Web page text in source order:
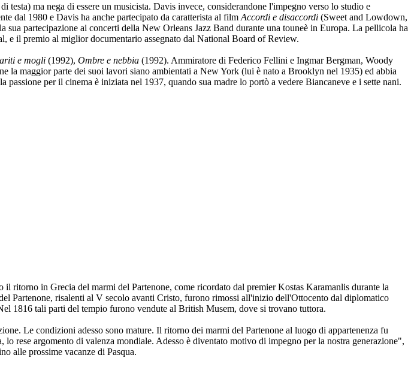
ma nega di essere un musicista. Davis invece, considerandone l'impegno verso lo studio e
dal 1980 e Davis ha anche partecipato da caratterista al film Accordi e disaccordi (Sweet and Lowdown,
partecipazione ai concerti della New Orleans Jazz Band durante una touneè in Europa. La pellicola ha
e il premio al miglior documentario assegnato dal National Board of Review.
e mogli (1992), Ombre e nebbia (1992). Ammiratore di Federico Fellini e Ingmar Bergman, Woody
la maggior parte dei suoi lavori siano ambientati a New York (lui è nato a Brooklyn nel 1935) ed abbia
per il cinema è iniziata nel 1937, quando sua madre lo portò a vedere Biancaneve e i sette nani.
ritorno in Grecia del marmi del Partenone, come ricordato dal premier Kostas Karamanlis durante la
Partenone, risalenti al V secolo avanti Cristo, furono rimossi all'inizio dell'Ottocento dal diplomatico
1816 tali parti del tempio furono vendute al British Musem, dove si trovano tuttora.
Le condizioni adesso sono mature. Il ritorno dei marmi del Partenone al luogo di appartenenza fu
rese argomento di valenza mondiale. Adesso è diventato motivo di impegno per la nostra generazione",
alle prossime vacanze di Pasqua.